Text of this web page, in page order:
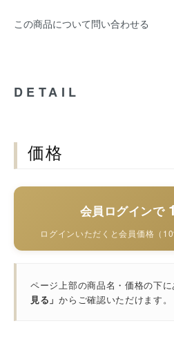
この商品について問い合わせる
DETAIL
価格
会員ログインで
ログインいただくと会員価格（
ページ上部の商品名・価格の下に
見る」からご確認いただけます。